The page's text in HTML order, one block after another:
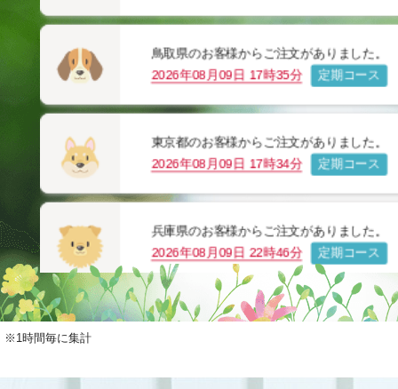
鳥取県のお客様からご注文がありました。
2026年08月09日 17時35分
定期コース
鳥取県のお客様からご注文がありました。
2026年08月09日 17時35分
定期コース
東京都のお客様からご注文がありました。
2026年08月09日 17時34分
定期コース
兵庫県のお客様からご注文がありました。
※1時間毎に集計